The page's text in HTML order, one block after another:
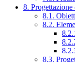
8. Progettazione
8.1.
8.2.
8.3.